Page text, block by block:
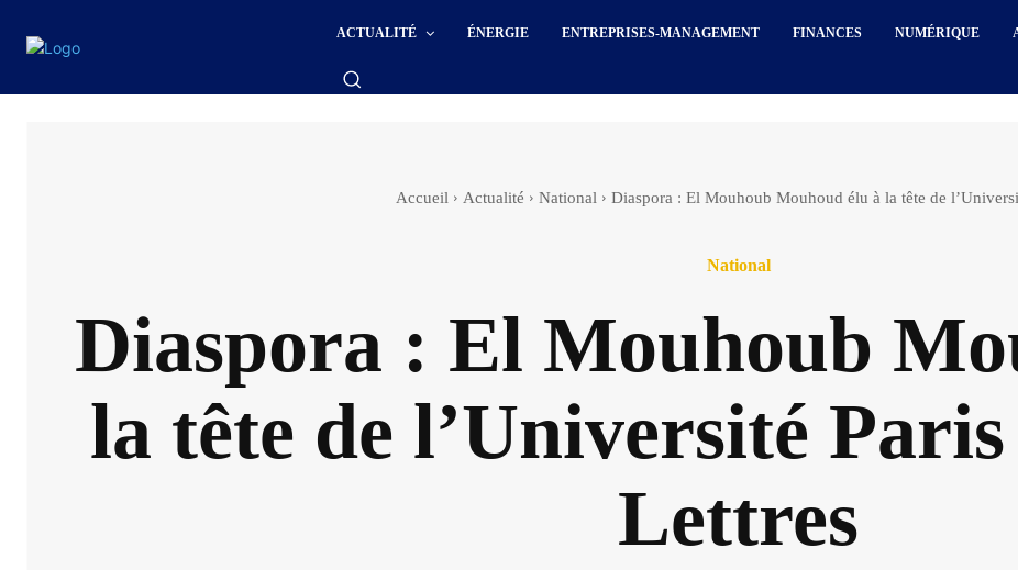
ACTUALITÉ ÉNERGIE ENTREPRISES-MANAGEMENT FINANCES NUMÉRIQUE
Accueil Actualité National Diaspora : El Mouhoub Mouhoud élu à la tête de
National
Diaspora : El Mouhoub
la tête de l’Université Paris
Lettres